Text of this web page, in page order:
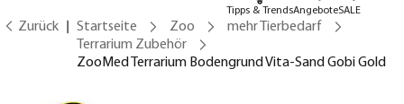
Tipps & TrendsAngeboteSALE
Zurück Startseite Zoo
mehr Tierbedarf
Terrarium Zubehör
ZooMed Terrarium Bodengrund Vita-Sand Gobi Gold